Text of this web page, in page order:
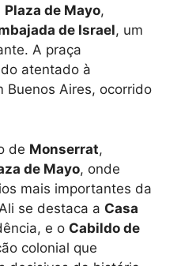
Plaza de Mayo,
de Israel, um
A praça
atentado à
Buenos Aires, ocorrido
de Monserrat,
de Mayo, onde
mais importantes da
se destaca a Casa
e o Cabildo de
colonial que